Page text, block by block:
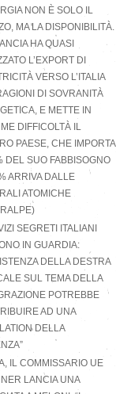
NON È SOLO IL
MA LA DISPONIBILITÀ.
HA QUASI
L’EXPORT DI
VERSO L’ITALIA
DI SOVRANITÀ
E METTE IN
DIFFICOLTÀ IL
PAESE, CHE IMPORTA
DEL SUO FABBISOGNO
ARRIVA DALLE
ATOMICHE
SEGRETI ITALIANI
IN GUARDIA:
DELLA DESTRA
SUL TEMA DELLA
POTREBBE
AD UNA
DELLA
IL COMMISSARIO UE
LANCIA UNA